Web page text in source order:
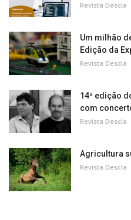
Revista Descla
Um milhão
Edição da
Revista Descla
14ª edição
com
Revista Descla
Agricultura
Revista Descla